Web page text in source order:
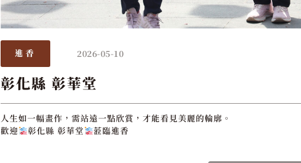
進香 2026-05-10
彰化縣 彰華堂
人生如一幅畫作，需站遠一點欣賞，才能看見美麗的輪廓。
歡迎
彰化縣 彰華堂 蒞臨進香